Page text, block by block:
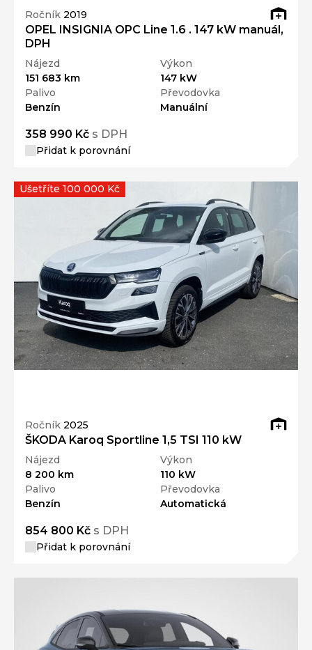
Ročník 2019
OPEL INSIGNIA OPC Line 1.6 . 147 kW manuál,
DPH
Nájezd
151 683 km
Výkon
147 kW
Palivo
Benzín
Převodovka
Manuální
358 990 Kč s DPH
Přidat k porovnání
Ročník 2025
ŠKODA Karoq Sportline 1,5 TSI 110 kW
Nájezd
8 200 km
Výkon
110 kW
Palivo
Benzín
Převodovka
Automatická
854 800 Kč s DPH
Přidat k porovnání
Ušetříte 100 000 Kč